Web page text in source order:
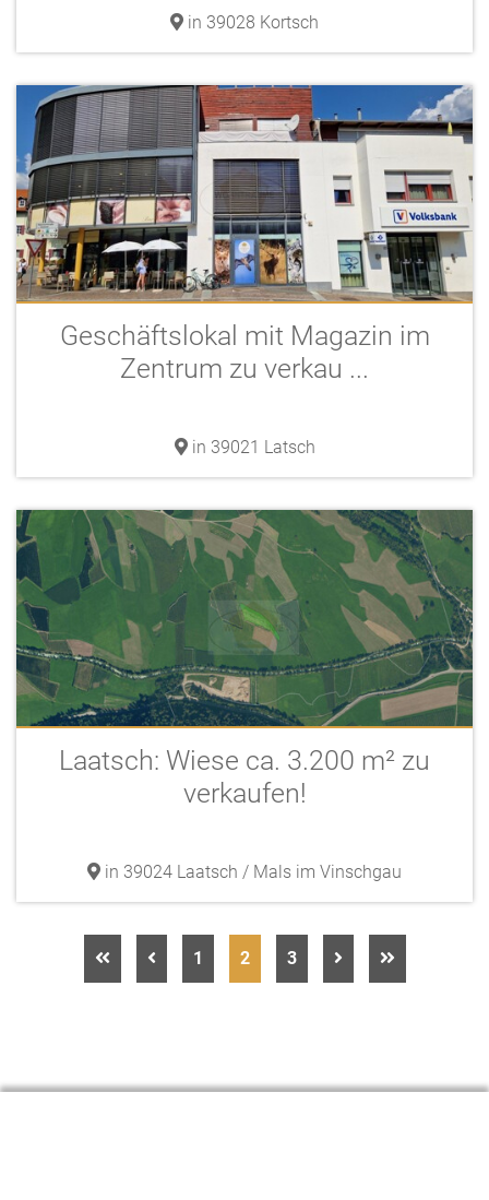
in 39028 Kortsch
Geschäftslokal mit Magazin im
Zentrum zu verkau ...
in 39021 Latsch
Laatsch: Wiese ca. 3.200 m² zu
verkaufen!
in 39024 Laatsch / Mals im Vinschgau
1 2 3